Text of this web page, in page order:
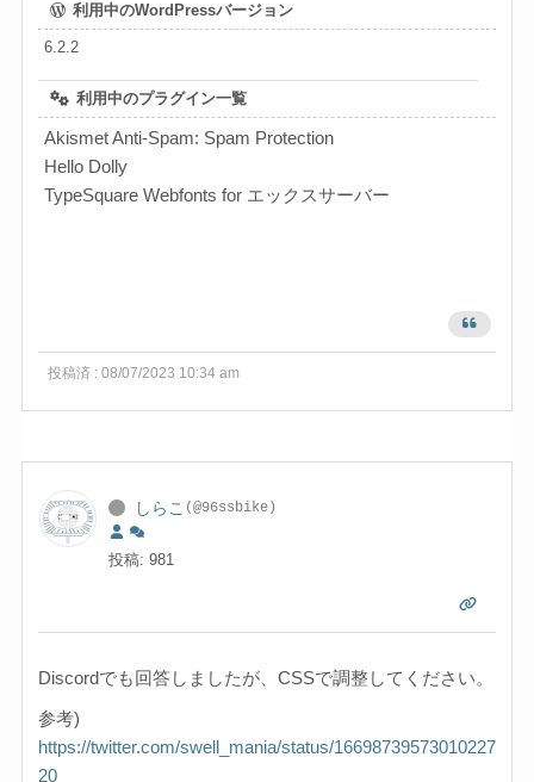
利用中のWordPressバージョン
6.2.2
利用中のプラグイン一覧
Akismet Anti-Spam: Spam Protection
Hello Dolly
TypeSquare Webfonts for エックスサーバー
投稿済 : 08/07/2023 10:34 am
しらこ (@96ssbike)
投稿: 981
Discordでも回答しましたが、CSSで調整してください。
参考)
https://twitter.com/swell_mania/status/16698739573010227
20